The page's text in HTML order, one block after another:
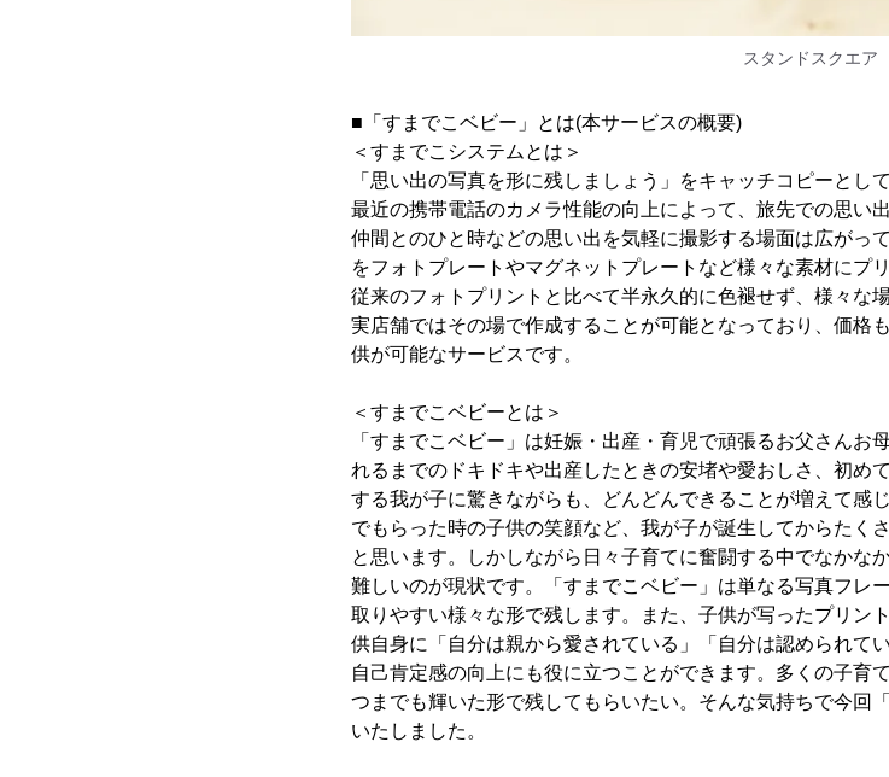
スタンドスクエア
■「すまでこベビー」とは(本サービスの概要)
＜すまでこシステムとは＞
「思い出の写真を形に残しましょう」をキャッチコピーとし
最近の携帯電話のカメラ性能の向上によって、旅先での思い
仲間とのひと時などの思い出を気軽に撮影する場面は広がっ
をフォトプレートやマグネットプレートなど様々な素材にプ
従来のフォトプリントと比べて半永久的に色褪せず、様々な
実店舗ではその場で作成することが可能となっており、価格
供が可能なサービスです。
＜すまでこベビーとは＞
「すまでこベビー」は妊娠・出産・育児で頑張るお父さんお
れるまでのドキドキや出産したときの安堵や愛おしさ、初め
する我が子に驚きながらも、どんどんできることが増えて感
でもらった時の子供の笑顔など、我が子が誕生してからたく
と思います。しかしながら日々子育てに奮闘する中でなかな
難しいのが現状です。「すまでこベビー」は単なる写真フレ
取りやすい様々な形で残します。また、子供が写ったプリン
供自身に「自分は親から愛されている」「自分は認められて
自己肯定感の向上にも役に立つことができます。多くの子育
つまでも輝いた形で残してもらいたい。そんな気持ちで今回
いたしました。